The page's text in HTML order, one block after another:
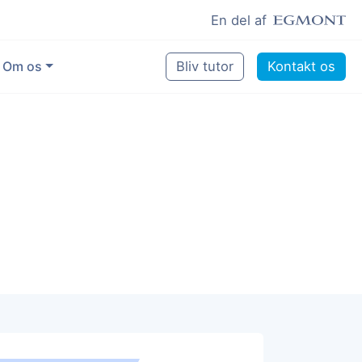
En del af
Om os Bliv tutor Kontakt os